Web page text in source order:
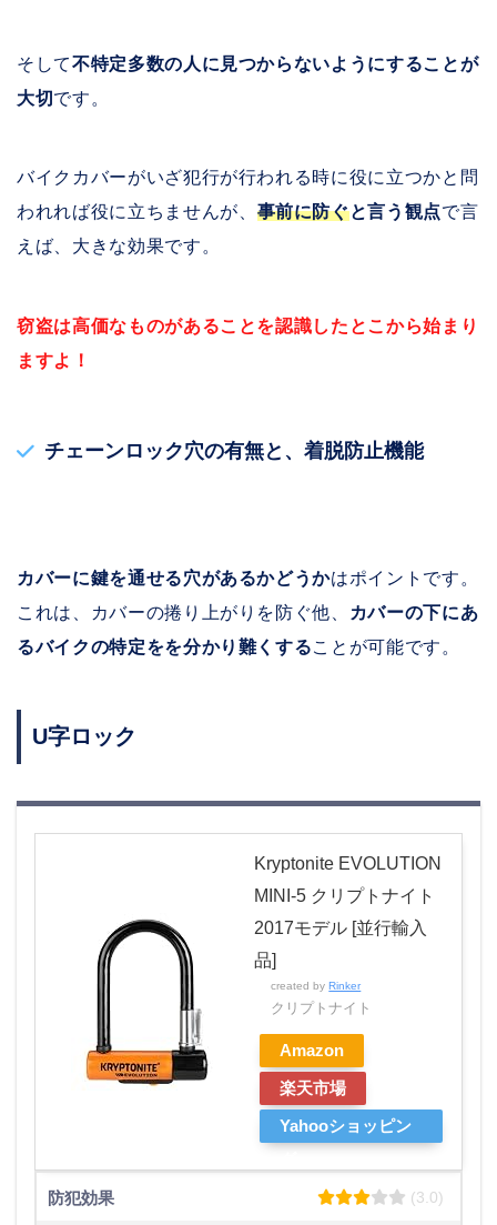
そして不特定多数の人に見つからないようにすることが
大切です。
バイクカバーがいざ犯行が行われる時に役に立つかと問
われれば役に立ちませんが、 事前に防ぐと言う観点で言
えば、大きな効果です。
窃盗は高価なものがあることを認識したとこから始まり
ますよ！
チェーンロック穴の有無と、着脱防止機能
カバーに鍵を通せる穴があるかどうかはポイントです。
これは、カバーの捲り上がりを防ぐ他、
カバーの下にあ
るバイクの特定をを分かり難くすることが可能です。
U字ロック
Kryptonite EVOLUTION
MINI-5 クリプトナイト
2017モデル [並行輸入
品]
created byRinker
クリプトナイト
Amazon
楽天市場
Yahooショッピン
防犯効果 (3.0)